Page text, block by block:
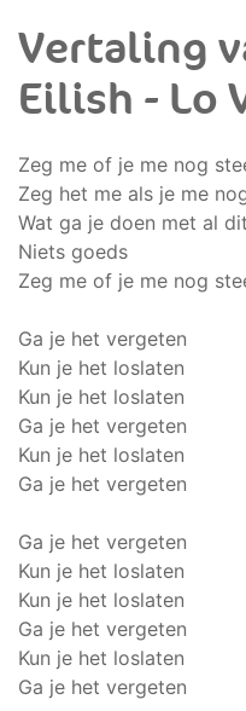
Vertaling
Eilish - Lo
Zeg me of je me nog
Zeg het me als je me
Wat ga je doen met al
Niets goeds
Zeg me of je me nog
Ga je het vergeten
Kun je het loslaten
Kun je het loslaten
Ga je het vergeten
Kun je het loslaten
Ga je het vergeten
Ga je het vergeten
Kun je het loslaten
Kun je het loslaten
Ga je het vergeten
Kun je het loslaten
Ga je het vergeten